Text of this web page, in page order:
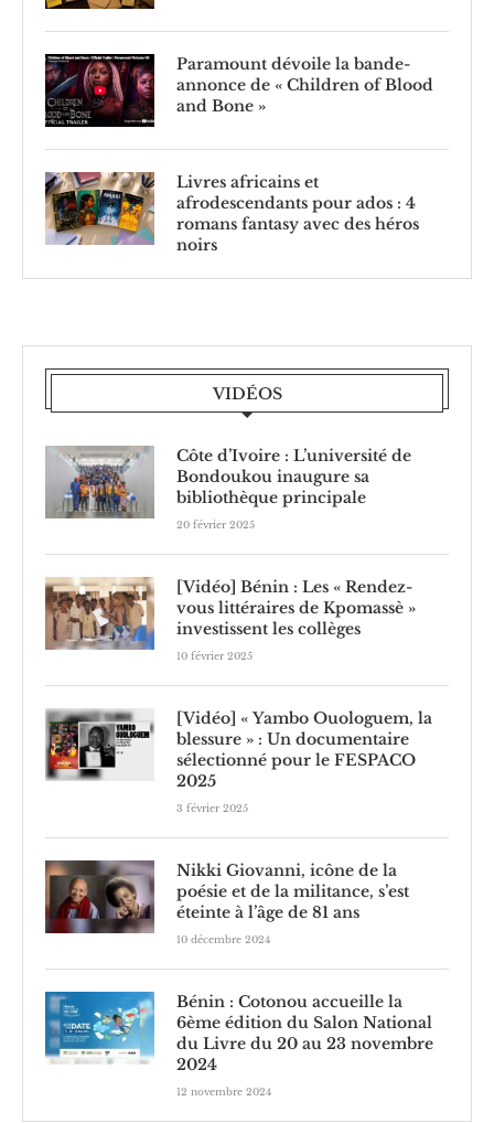
Paramount dévoile la bande-
annonce de « Children of Blood
and Bone »
Livres africains et
afrodescendants pour ados : 4
romans fantasy avec des héros
noirs
VIDÉOS
Côte d’Ivoire : L’université de
Bondoukou inaugure sa
bibliothèque principale
20 février 2025
[Vidéo] Bénin : Les « Rendez-
vous littéraires de Kpomassè »
investissent les collèges
10 février 2025
[Vidéo] « Yambo Ouologuem, la
blessure » : Un documentaire
sélectionné pour le FESPACO
2025
3 février 2025
Nikki Giovanni, icône de la
poésie et de la militance, s’est
éteinte à l’âge de 81 ans
10 décembre 2024
Bénin : Cotonou accueille la
6ème édition du Salon National
du Livre du 20 au 23 novembre
2024
12 novembre 2024